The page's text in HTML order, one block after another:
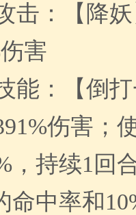
击：【降
伤害
能：【倒
伤害；
，持续1回
命中率和